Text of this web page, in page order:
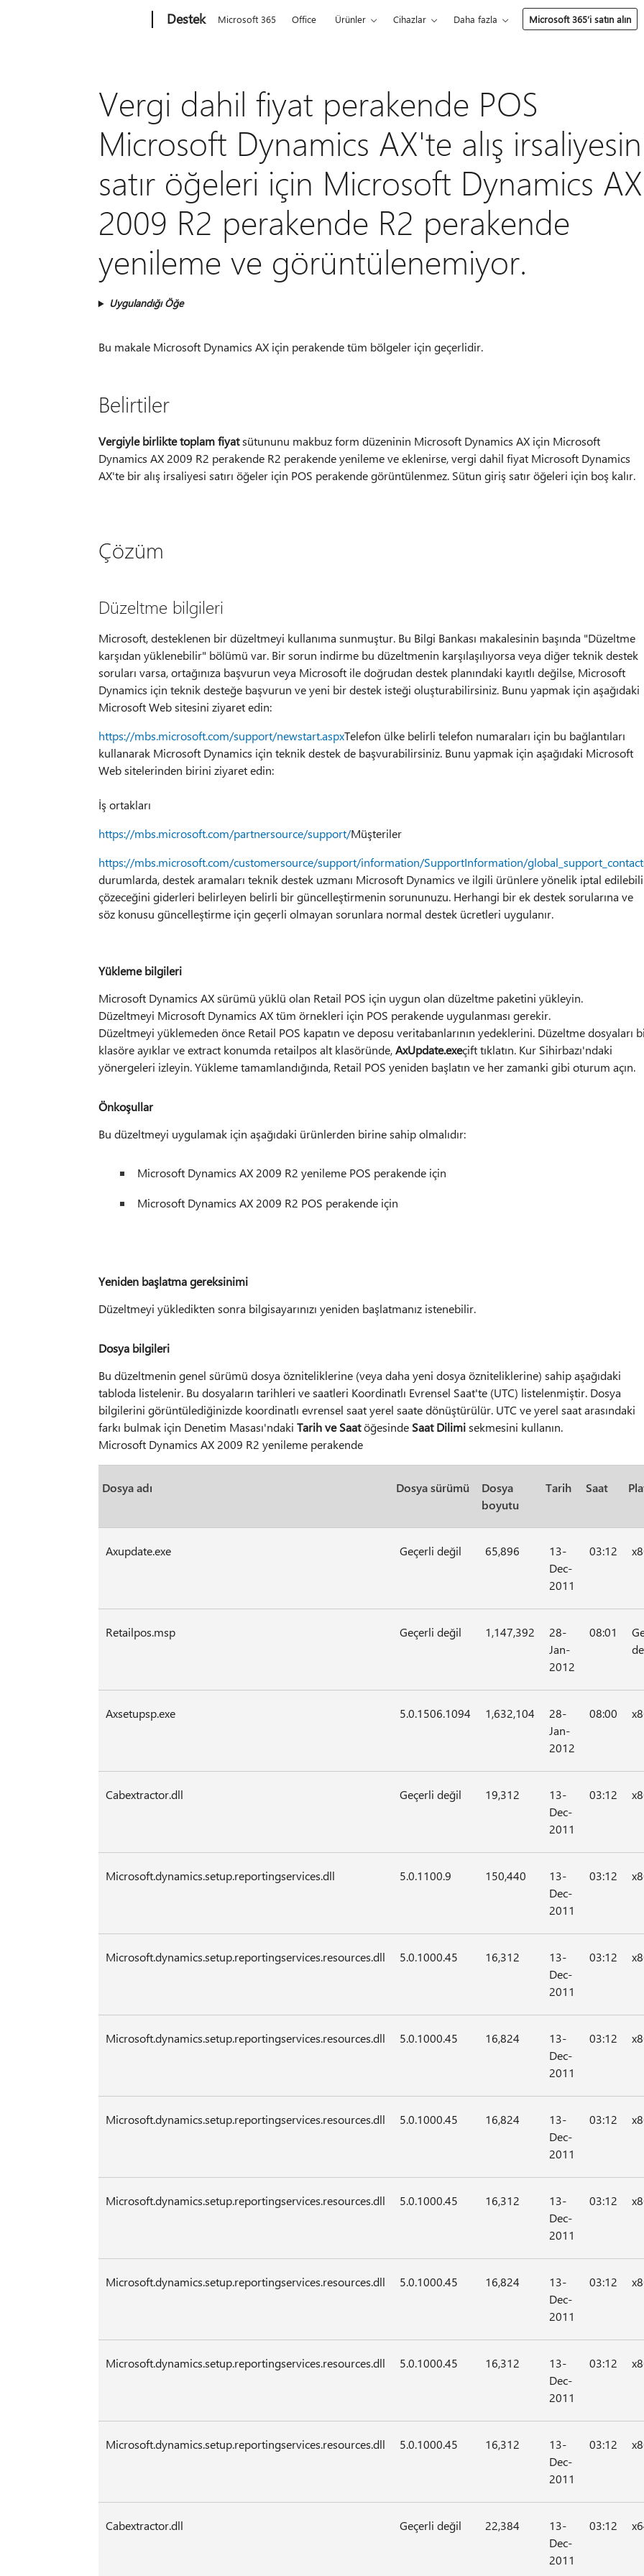
Destek Microsoft 365 Office Ürünler Cihazlar Daha fazla Microsoft 365’i satın alın
Vergi dahil fiyat perakende POS
Microsoft Dynamics AX'te alış
satır öğeleri için Microsoft Dynamics AX
2009 R2 perakende R2 perakende
yenileme ve görüntülenemiyor.
Uygulandığı Öğe
Bu makale Microsoft Dynamics AX için perakende tüm bölgeler için geçerlidir.
Belirtiler
Vergiyle birlikte toplam fiyatsütununu makbuz form düzeninin Microsoft Dynamics AX için Microsoft
Dynamics AX 2009 R2 perakende R2 perakende yenileme ve eklenirse, vergi dahil fiyat Microsoft Dynamics
AX'te bir alış irsaliyesi satırı öğeler için POS perakende görüntülenmez. Sütun giriş satır öğeleri için boş kalır.
Çözüm
Düzeltme bilgileri
Microsoft, desteklenen bir düzeltmeyi kullanıma sunmuştur. Bu Bilgi Bankası makalesinin başında "Düzeltme
karşıdan yüklenebilir" bölümü var. Bir sorun indirme bu düzeltmenin karşılaşılıyorsa veya diğer teknik destek
soruları varsa, ortağınıza başvurun veya Microsoft ile doğrudan destek planındaki kayıtlı değilse, Microsoft
Dynamics için teknik desteğe başvurun ve yeni bir destek isteği oluşturabilirsiniz. Bunu yapmak için aşağıdaki
Microsoft Web sitesini ziyaret edin:
https://mbs.microsoft.com/support/newstart.aspxTelefon ülke belirli telefon numaraları için bu bağlantıları
kullanarak Microsoft Dynamics için teknik destek de başvurabilirsiniz. Bunu yapmak için aşağıdaki Microsoft
Web sitelerinden birini ziyaret edin:
İş ortakları
https://mbs.microsoft.com/partnersource/support/Müşteriler
https://mbs.microsoft.com/customersource/support/information/SupportInformation/
durumlarda, destek aramaları teknik destek uzmanı Microsoft Dynamics ve ilgili ürünlere yönelik iptal
çözeceğini giderleri belirleyen belirli bir güncelleştirmenin sorununuzu. Herhangi bir ek destek sorularına ve
söz konusu güncelleştirme için geçerli olmayan sorunlara normal destek ücretleri uygulanır.
Yükleme bilgileri
Microsoft Dynamics AX sürümü yüklü olan Retail POS için uygun olan düzeltme paketini yükleyin.
Düzeltmeyi Microsoft Dynamics AX tüm örnekleri için POS perakende uygulanması gerekir.
Düzeltmeyi yüklemeden önce Retail POS kapatın ve deposu veritabanlarının yedeklerini. Düzeltme dosyaları
klasöre ayıklar ve extract konumda retailpos alt klasöründe,AxUpdate.exeçift tıklatın. Kur Sihirbazı'ndaki
yönergeleri izleyin. Yükleme tamamlandığında, Retail POS yeniden başlatın ve her zamanki gibi oturum açın.
Önkoşullar
Bu düzeltmeyi uygulamak için aşağıdaki ürünlerden birine sahip olmalıdır:
Microsoft Dynamics AX 2009 R2 yenileme POS perakende için
Microsoft Dynamics AX 2009 R2 POS perakende için
Yeniden başlatma gereksinimi
Düzeltmeyi yükledikten sonra bilgisayarınızı yeniden başlatmanız istenebilir.
Dosya bilgileri
Bu düzeltmenin genel sürümü dosya özniteliklerine (veya daha yeni dosya özniteliklerine) sahip aşağıdaki
tabloda listelenir. Bu dosyaların tarihleri ve saatleri Koordinatlı Evrensel Saat'te (UTC) listelenmiştir. Dosya
bilgilerini görüntülediğinizde koordinatlı evrensel saat yerel saate dönüştürülür. UTC ve yerel saat arasındaki
farkı bulmak için Denetim Masası'ndaki Tarih ve Saatöğesinde Saat Dilimisekmesini kullanın.
Microsoft Dynamics AX 2009 R2 yenileme perakende
Dosya adı Dosya sürümü
Dosya
boyutu
Tarih Saat
Axupdate.exe Geçerli değil 65,896
13-
Dec-
2011
03:12
Retailpos.msp Geçerli değil 1,147,392
28-
Jan-
2012
08:01
Axsetupsp.exe 5.0.1506.1094 1,632,104
28-
Jan-
2012
08:00
Cabextractor.dll Geçerli değil 19,312
13-
Dec-
2011
03:12
Microsoft.dynamics.setup.reportingservices.dll 5.0.1100.9 150,440
13-
Dec-
2011
03:12
Microsoft.dynamics.setup.reportingservices.resources.dll 5.0.1000.45 16,312
13-
Dec-
2011
03:12
Microsoft.dynamics.setup.reportingservices.resources.dll 5.0.1000.45 16,824
13-
Dec-
2011
03:12
Microsoft.dynamics.setup.reportingservices.resources.dll 5.0.1000.45 16,824
13-
Dec-
2011
03:12
Microsoft.dynamics.setup.reportingservices.resources.dll 5.0.1000.45 16,312
13-
Dec-
2011
03:12
Microsoft.dynamics.setup.reportingservices.resources.dll 5.0.1000.45 16,824
13-
Dec-
2011
03:12
Microsoft.dynamics.setup.reportingservices.resources.dll 5.0.1000.45 16,312
13-
Dec-
2011
03:12
Microsoft.dynamics.setup.reportingservices.resources.dll 5.0.1000.45 16,312
13-
Dec-
2011
03:12
Cabextractor.dll Geçerli değil 22,384
13-
Dec-
2011
03:12